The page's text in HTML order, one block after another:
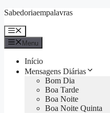
Skip
content
Sabedoriaempalavras
Menu
Menu
Início
Mensagens Diárias
Bom Dia
Boa Tarde
Boa Noite
Boa Noite Quinta